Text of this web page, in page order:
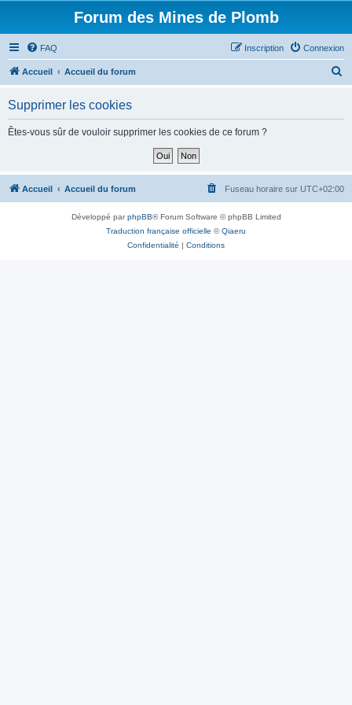
Forum des Mines de Plomb
FAQ Connexion
Inscription
Accueil Accueil du forum
h
Supprimer les cookies
Êtes-vous sûr de vouloir supprimer les cookies de ce forum ?
Accueil Accueil du forum Fuseau horaire sur UTC+02:00
Développé parphpBB® Forum Software © phpBB Limited
Traduction française officielle ©Qiaeru
Confidentialité | Conditions